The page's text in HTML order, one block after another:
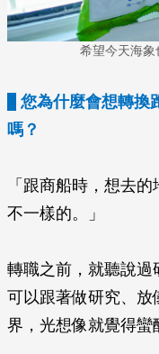
希望今天海象
您為什麼會想轉換
嗎？
「跟商船時，想去
不一樣的。」
轉職之前，就聽說過
可以跟著做研究、
界，光想像就覺得蠻